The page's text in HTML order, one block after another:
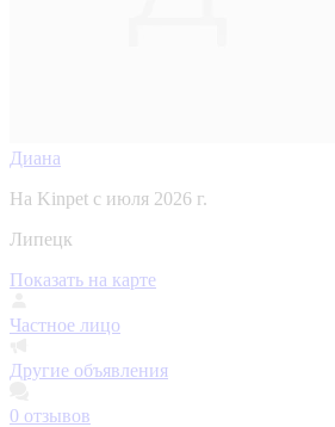
Диана
На Kinpet c июля 2026 г.
Липецк
Показать на карте
Частное лицо
Другие объявления
0 отзывов